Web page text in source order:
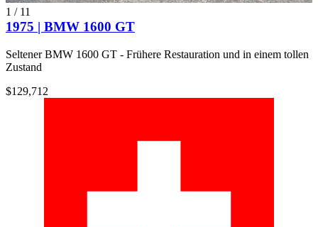
1 / 11
1975 | BMW 1600 GT
Seltener BMW 1600 GT - Frühere Restauration und in einem tollen
Zustand
$129,712